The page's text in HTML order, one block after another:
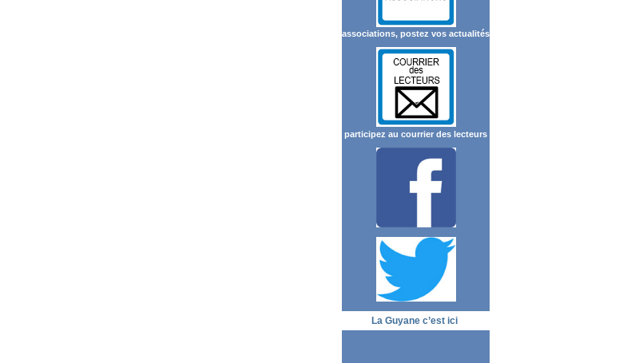
associations, postez vos actualités
participez au courrier des lecteurs
La Guyane c’est ici